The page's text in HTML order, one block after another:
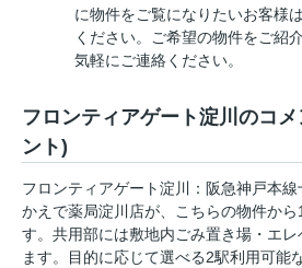
に物件をご覧になりたいお客様
ください。ご希望の物件をご紹
気軽にご連絡ください。
フロンティアゲート淀川のコ
ント)
フロンティアゲート淀川：阪急神戸本線
かえで薬局淀川店が、こちらの物件か
す。共用部には敷地内ごみ置き場・エ
ます。目的に応じて選べる2駅利用可能